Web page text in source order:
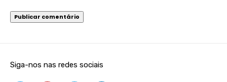
Siga-nos nas redes sociais